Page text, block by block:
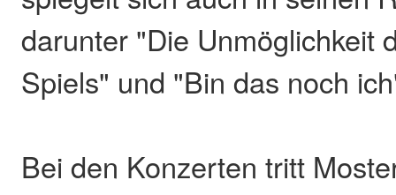
darunter "Die Unmöglichkeit
Spiels" und "Bin das noch
Bei den Konzerten tritt